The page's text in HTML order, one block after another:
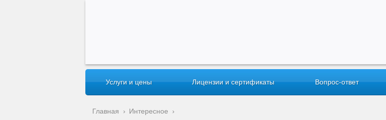
Услуги и цены Лицензии и сертификаты Вопрос-ответ
Главная › Интересное ›